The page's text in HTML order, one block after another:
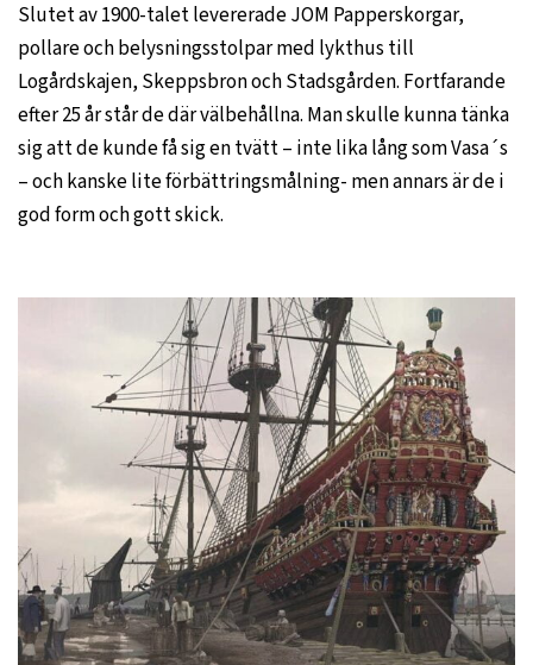
Slutet av 1900-talet levererade JOM Papperskorgar,
pollare och belysningsstolpar med lykthus till
Logårdskajen, Skeppsbron och Stadsgården. Fortfarande
efter 25 år står de där välbehållna. Man skulle kunna tänka
sig att de kunde få sig en tvätt – inte lika lång som Vasa´s
– och kanske lite förbättringsmålning- men annars är de i
god form och gott skick.